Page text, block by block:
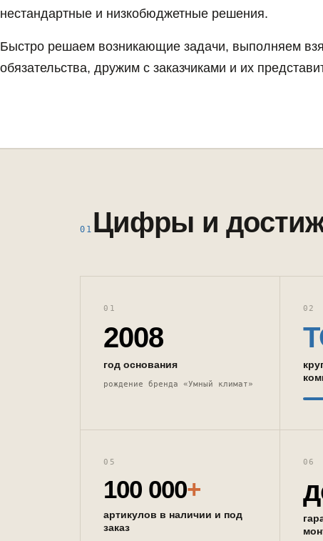
нестандартные и низкобюджетные решения.
Быстро решаем возникающие задачи, выполняем
обязательства, дружим с заказчиками и их
01 Цифры и
01
2008
год основания
рождение бренда «Умный климат»
02
05
100 000+
артикулов в наличии и под
заказ
06